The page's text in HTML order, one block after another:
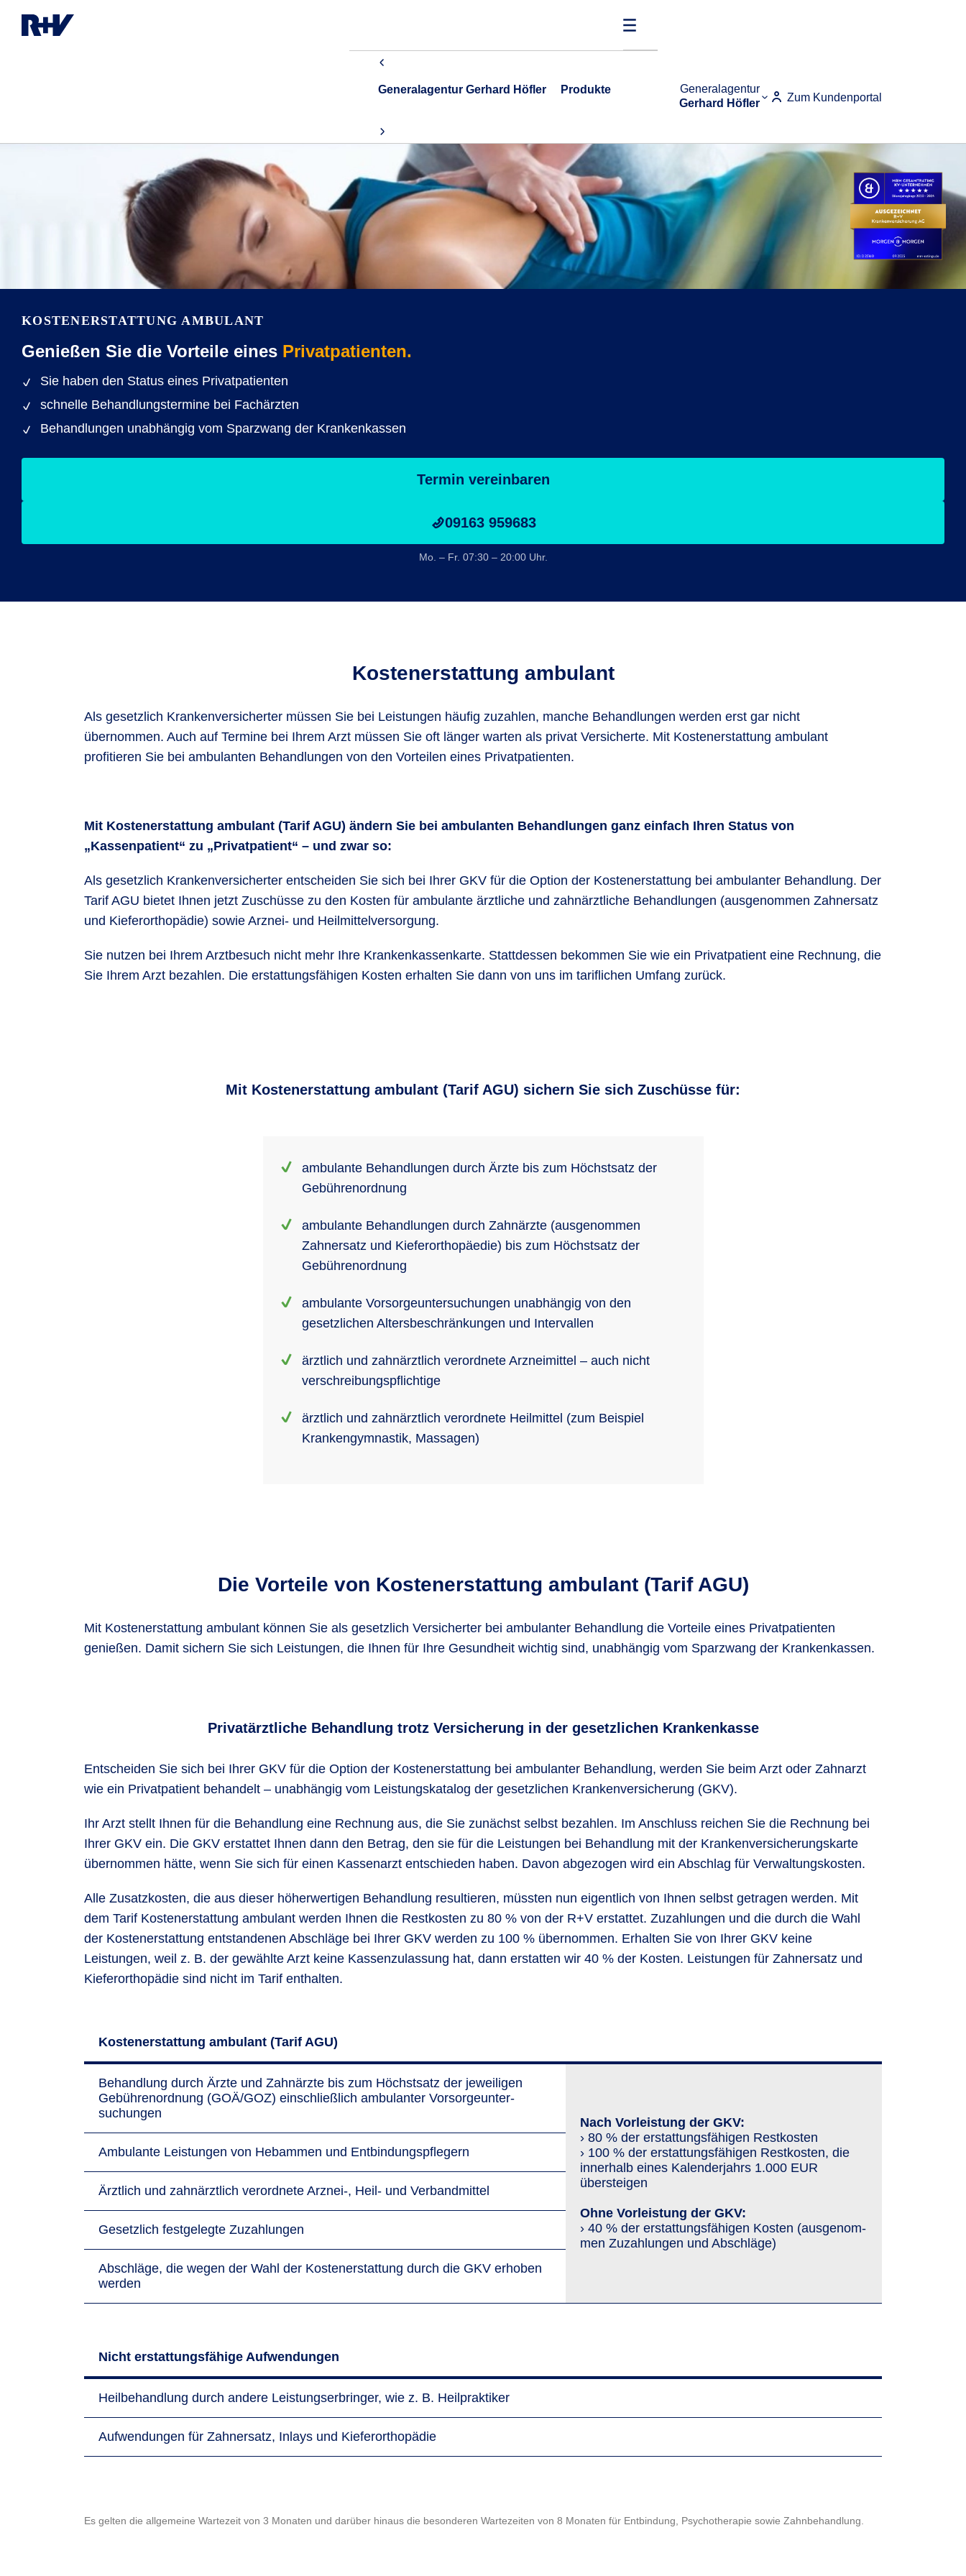
Generalagentur
Gerhard Höfler
Zum Kundenportal
Generalagentur Gerhard Höfler Produkte
KOSTENERSTATTUNG AMBULANT
Genießen Sie die Vorteile eines Privatpatienten.
Sie haben den Status eines Privatpatienten
schnelle Behandlungstermine bei Fachärzten
Behandlungen unabhängig vom Sparzwang der Krankenkassen
Termin vereinbaren
09163 959683
Mo. – Fr. 07:30 – 20:00 Uhr.
Kostenerstattung ambulant
Als gesetzlich Krankenversicherter müssen Sie bei Leistungen häufig zuzahlen, manche Behandlungen werden erst gar nicht
übernommen. Auch auf Termine bei Ihrem Arzt müssen Sie oft länger warten als privat Versicherte. Mit Kostenerstattung ambulant
profitieren Sie bei ambulanten Behandlungen von den Vorteilen eines Privatpatienten.
Mit Kostenerstattung ambulant (Tarif AGU) ändern Sie bei ambulanten Behandlungen ganz einfach Ihren Status von
„Kassenpatient“ zu „Privatpatient“ – und zwar so:
Als gesetzlich Krankenversicherter entscheiden Sie sich bei Ihrer GKV für die Option der Kostenerstattung bei ambulanter Behandlung. Der
Tarif AGU bietet Ihnen jetzt Zuschüsse zu den Kosten für ambulante ärztliche und zahnärztliche Behandlungen (ausgenommen Zahnersatz
und Kieferorthopädie) sowie Arznei- und Heilmittelversorgung.
Sie nutzen bei Ihrem Arztbesuch nicht mehr Ihre Krankenkassenkarte. Stattdessen bekommen Sie wie ein Privatpatient eine Rechnung, die
Sie Ihrem Arzt bezahlen. Die erstattungsfähigen Kosten erhalten Sie dann von uns im tariflichen Umfang zurück.
Mit Kostenerstattung ambulant (Tarif AGU) sichern Sie sich Zuschüsse für:
ambulante Behandlungen durch Ärzte bis zum Höchstsatz der
Gebührenordnung
ambulante Behandlungen durch Zahnärzte (ausgenommen
Zahnersatz und Kieferorthopäedie) bis zum Höchstsatz der
Gebührenordnung
ambulante Vorsorgeuntersuchungen unabhängig von den
gesetzlichen Altersbeschränkungen und Intervallen
ärztlich und zahnärztlich verordnete Arzneimittel – auch nicht
verschreibungspflichtige
ärztlich und zahnärztlich verordnete Heilmittel (zum Beispiel
Krankengymnastik, Massagen)
Die Vorteile von Kostenerstattung ambulant (Tarif AGU)
Mit Kostenerstattung ambulant können Sie als gesetzlich Versicherter bei ambulanter Behandlung die Vorteile eines Privatpatienten
genießen. Damit sichern Sie sich Leistungen, die Ihnen für Ihre Gesundheit wichtig sind, unabhängig vom Sparzwang der Krankenkassen.
Privatärztliche Behandlung trotz Versicherung in der gesetzlichen Krankenkasse
Entscheiden Sie sich bei Ihrer GKV für die Option der Kostenerstattung bei ambulanter Behandlung, werden Sie beim Arzt oder Zahnarzt
wie ein Privatpatient behandelt – unabhängig vom Leistungskatalog der gesetzlichen Krankenversicherung (GKV).
Ihr Arzt stellt Ihnen für die Behandlung eine Rechnung aus, die Sie zunächst selbst bezahlen. Im Anschluss reichen Sie die Rechnung bei
Ihrer GKV ein. Die GKV erstattet Ihnen dann den Betrag, den sie für die Leistungen bei Behandlung mit der Krankenversicherungskarte
übernommen hätte, wenn Sie sich für einen Kassenarzt entschieden haben. Davon abgezogen wird ein Abschlag für Verwaltungskosten.
Alle Zusatzkosten, die aus dieser höherwertigen Behandlung resultieren, müssten nun eigentlich von Ihnen selbst getragen werden. Mit
dem Tarif Kostenerstattung ambulant werden Ihnen die Restkosten zu 80 % von der R+V erstattet. Zuzahlungen und die durch die Wahl
der Kostenerstattung entstandenen Abschläge bei Ihrer GKV werden zu 100 % übernommen. Erhalten Sie von Ihrer GKV keine
Leistungen, weil z. B. der gewählte Arzt keine Kassenzulassung hat, dann erstatten wir 40 % der Kosten. Leistungen für Zahnersatz und
Kieferorthopädie sind nicht im Tarif enthalten.
Kostenerstattung ambulant (Tarif AGU)
Behandlung durch Ärzte und Zahnärzte bis zum Höchstsatz der jewei­ligen
Gebührenordnung (GOÄ/GOZ) ein­schließ­lich ambulanter Vor­sorge­unter­
suchungen
Nach Vorleistung der GKV:
› 80 % der erstat­tungs­fähigen Restkosten
› 100 % der erstat­tungs­fähigen Restkosten, die
innerhalb eines Kalenderjahrs 1.000 EUR
übersteigen
Ohne Vorleistung der GKV:
› 40 % der erstat­tungs­fähigen Kosten (aus­genom­
men Zu­zah­lungen und Ab­schläge)
Ambulante Leistungen von Hebammen und Entbindungspflegern
Ärztlich und zahn­ärztlich verordnete Arznei-, Heil- und Verbandmittel
Gesetzlich festgelegte Zuzahlungen
Abschläge, die wegen der Wahl der Kosten­erstattung durch die GKV erhoben
werden
Nicht erstattungsfähige Aufwendungen
Heilbehandlung durch andere Leistungs­erbringer, wie z. B. Heilpraktiker
Aufwendungen für Zahnersatz, Inlays und Kieferorthopädie
Es gelten die allgemeine Wartezeit von 3 Monaten und darüber hinaus die besonderen Wartezeiten von 8 Monaten für Entbindung, Psychotherapie sowie Zahnbehandlung.